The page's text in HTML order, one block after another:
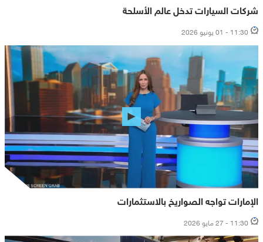
شركات السيارات تدخل عالم الأسلحة
11:30 - 01 يونيو 2026
الإمارات تواجه الصواريخ بالاستثمارات
11:30 - 27 مايو 2026